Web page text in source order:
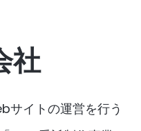
社
サイトの運営を行う